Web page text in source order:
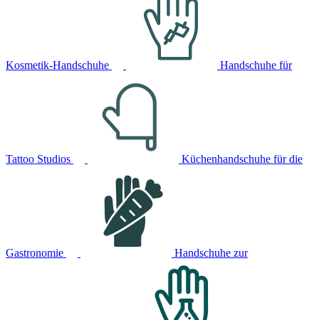
Kosmetik-Handschuhe Handschuhe für
Tattoo Studios Küchenhandschuhe für die
Gastronomie Handschuhe zur